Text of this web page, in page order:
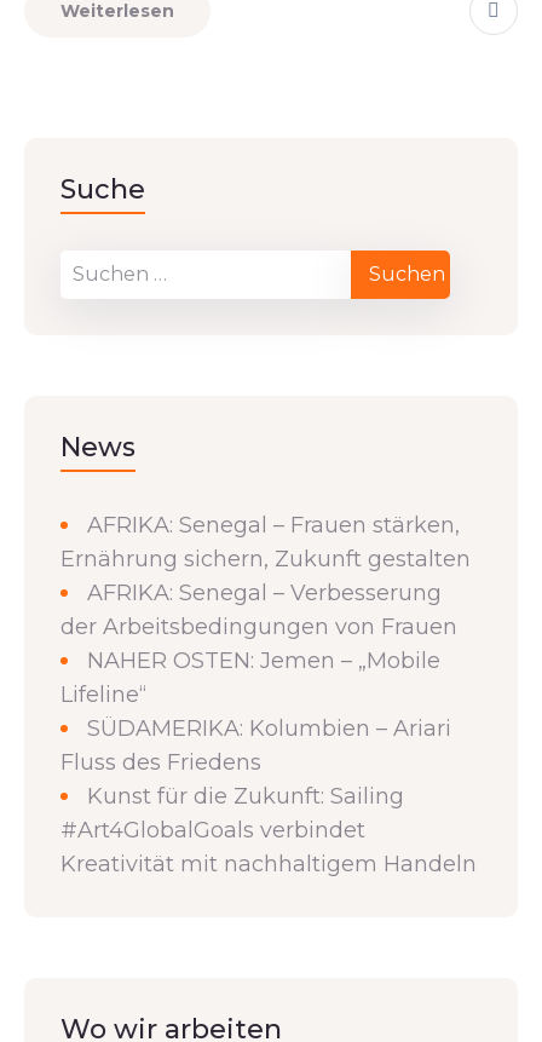
Weiterlesen
Suche
News
AFRIKA: Senegal – Frauen stärken,
Ernährung sichern, Zukunft gestalten
AFRIKA: Senegal – Verbesserung
der Arbeitsbedingungen von Frauen
NAHER OSTEN: Jemen – „Mobile
Lifeline“
SÜDAMERIKA: Kolumbien – Ariari
Fluss des Friedens
Kunst für die Zukunft: Sailing
#Art4GlobalGoals verbindet
Kreativität mit nachhaltigem Handeln
Wo wir arbeiten